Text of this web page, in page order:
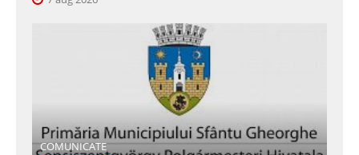
COMUNICATE